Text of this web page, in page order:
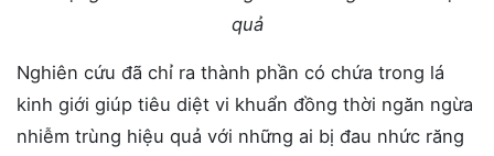
quả
Nghiên cứu đã chỉ ra thành phần có chứa trong lá
kinh giới giúp tiêu diệt vi khuẩn đồng thời ngăn ngừa
nhiễm trùng hiệu quả với những ai bị đau nhức răng